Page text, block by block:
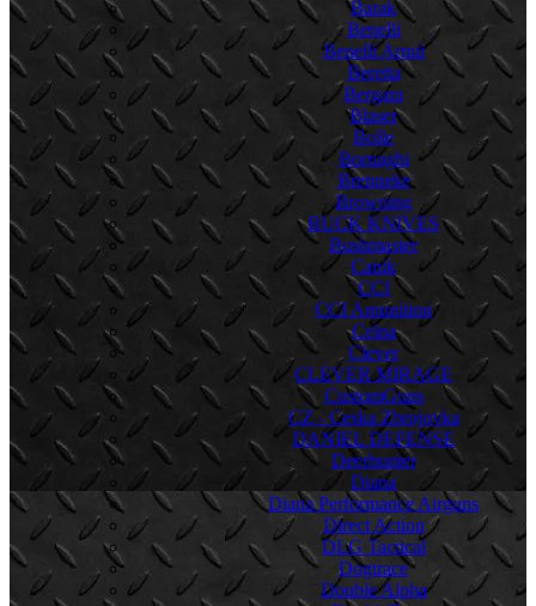
Barak
Benelli
Benelli Armii
Beretta
Bergara
Blaser
Bolle
Bornaghi
Brenneke
Browning
BUCK KNIVES
Bushmaster
Canik
CCI
CCI Amunition
Celna
Clever
CLEVER MIRAGE
CustomGuns
CZ - Ceska Zbrojovka
DANIEL DEFENSE
Deerhunter
Diana
Diana Performance Airguns
Direct Action
DLG Tactical
Dogtrace
Double Alpha